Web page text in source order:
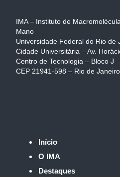
IMA – Instituto de
Mano
Universidade Federal do Rio de
Cidade Universitária – Av.
Centro de Tecnologia – Bloco J
CEP 21941-598 – Rio de
Início
O IMA
Destaques